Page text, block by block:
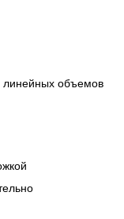
линейных объемов